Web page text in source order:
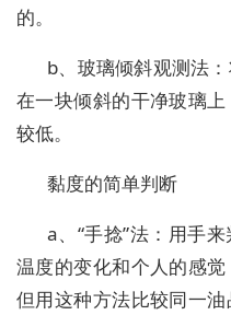
的。
b、玻璃倾斜观测法
在一块倾斜的干净玻璃
较低。
黏度的简单判断
a、“手捻”法：用手
温度的变化和个人的感觉
但用这种方法比较同一